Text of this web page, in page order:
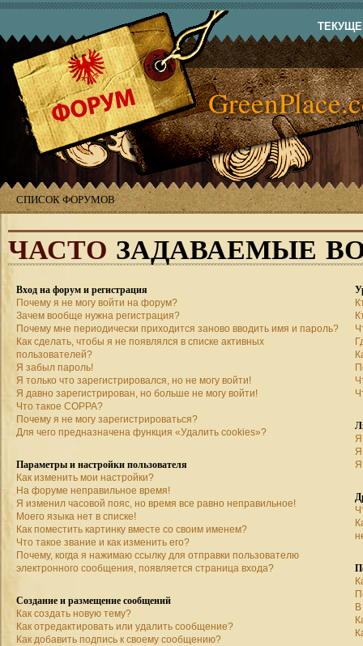
СПИСОК ФОРУМОВ
ЧАСТО ЗАДАВАЕМЫЕ
Вход на форум и регистрация
Почему я не могу войти на форум?
Зачем вообще нужна регистрация?
Почему мне периодически приходится заново вводить имя и пароль?
Как сделать, чтобы я не появлялся в списке активных
пользователей?
Я забыл пароль!
Я только что зарегистрировался, но не могу войти!
Я давно зарегистрирован, но больше не могу войти!
Что такое COPPA?
Почему я не могу зарегистрироваться?
Для чего предназначена функция «Удалить cookies»?
Параметры и настройки пользователя
Как изменить мои настройки?
На форуме неправильное время!
Я изменил часовой пояс, но время все равно неправильное!
Моего языка нет в списке!
Как поместить картинку вместе со своим именем?
Что такое звание и как изменить его?
Почему, когда я нажимаю ссылку для отправки пользователю
электронного сообщения, появляется страница входа?
Создание и размещение сообщений
Как создать новую тему?
Как отредактировать или удалить сообщение?
Как добавить подпись к своему сообщению?
Я
Я
Я